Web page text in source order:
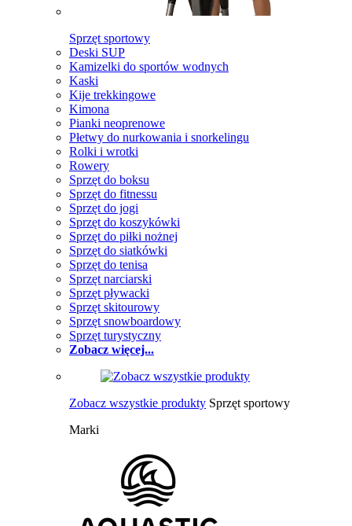
Sprzęt sportowy
Deski SUP
Kamizelki do sportów wodnych
Kaski
Kije trekkingowe
Kimona
Pianki neoprenowe
Płetwy do nurkowania i snorkelingu
Rolki i wrotki
Rowery
Sprzęt do boksu
Sprzęt do fitnessu
Sprzęt do jogi
Sprzęt do koszykówki
Sprzęt do piłki nożnej
Sprzęt do siatkówki
Sprzęt do tenisa
Sprzęt narciarski
Sprzęt pływacki
Sprzęt skitourowy
Sprzęt snowboardowy
Sprzęt turystyczny
Zobacz więcej...
Zobacz wszystkie produkty Sprzęt sportowy
Marki